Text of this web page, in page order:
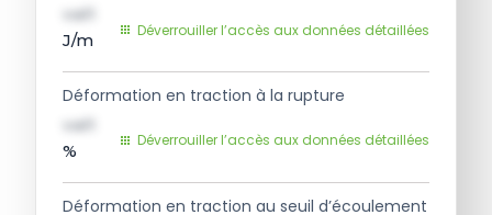
val1
J/m
Déverrouiller l’accès aux données détaillées
Déformation en traction à la rupture
val1
%
Déverrouiller l’accès aux données détaillées
Déformation en traction au seuil d’écoulement